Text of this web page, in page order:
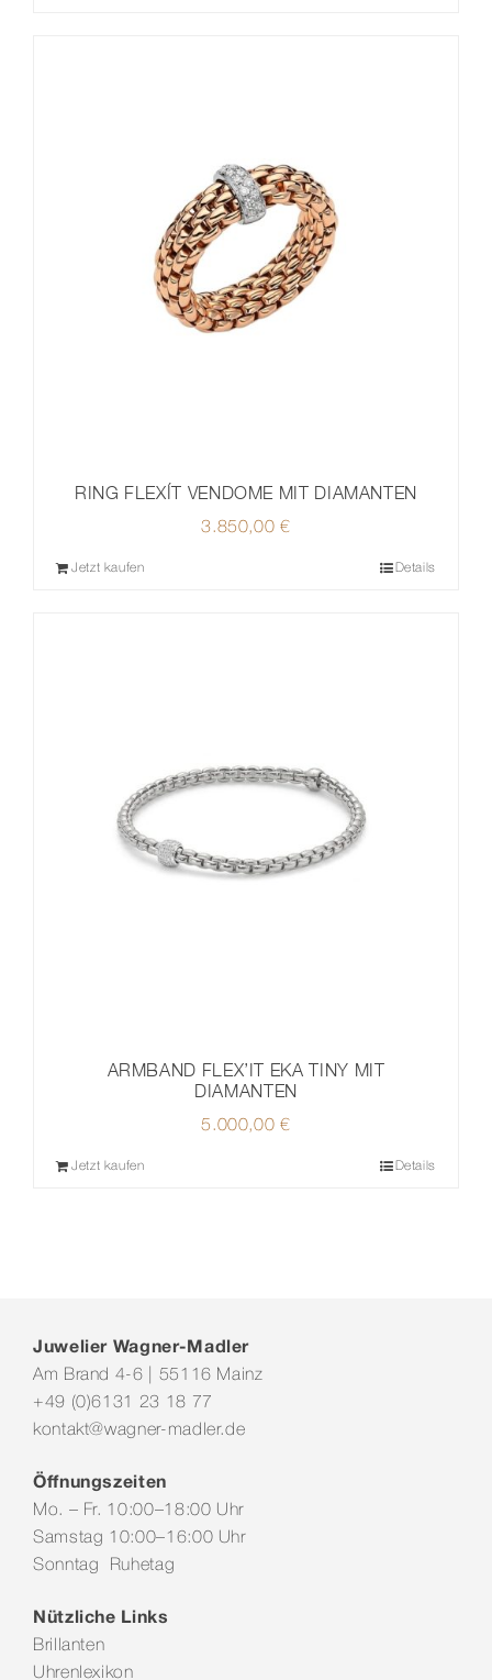
RING FLEXÍT VENDOME MIT DIAMANTEN
3.850,00€
Jetzt kaufen Details
ARMBAND FLEX’IT EKA TINY MIT
DIAMANTEN
5.000,00€
Jetzt kaufen Details
Juwelier Wagner-Madler
Am Brand 4-6 | 55116 Mainz
+49 (0)6131 23 18 77
kontakt@wagner-madler.de
Öffnungszeiten
Mo. – Fr. 10:00–18:00 Uhr
Samstag 10:00–16:00 Uhr
Sonntag Ruhetag
Nützliche Links
Brillanten
Uhrenlexikon